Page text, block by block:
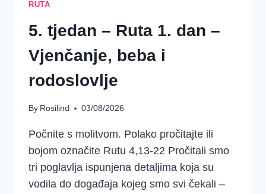
RUTA
5. tjedan – Ruta 1. dan –
Vjenčanje, beba i
rodoslovlje
By Rosilind 03/08/2026
Počnite s molitvom. Polako pročitajte ili
bojom označite Rutu 4,13-22 Pročitali smo
tri poglavlja ispunjena detaljima koja su
vodila do događaja kojeg smo svi čekali –